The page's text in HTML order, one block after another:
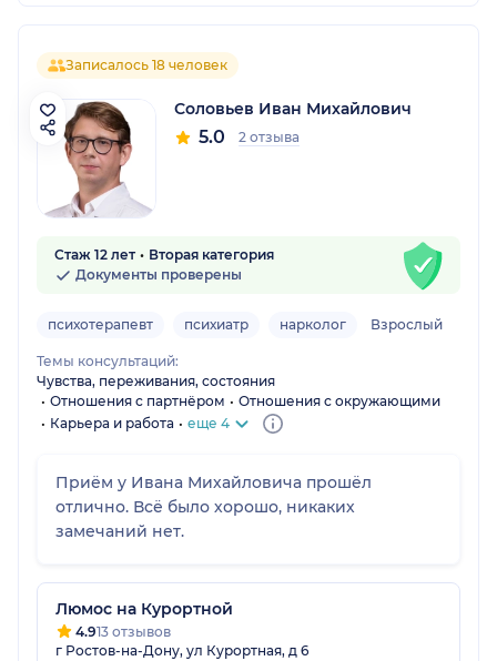
Записалось 18 человек
Соловьев Иван Михайлович
5.0 2 отзыва
Стаж 12 лет
Вторая категория
Документы проверены
психотерапевт психиатр нарколог Взрослый
Темы консультаций:
Чувства, переживания, состояния
Отношения с партнёром
Отношения с окружающими
Карьера и работа
еще 4
Приём у Ивана Михайловича прошёл
отлично. Всё было хорошо, никаких
замечаний нет.
Люмос на Курортной
4.913 отзывов
г Ростов-на-Дону, ул Курортная, д 6